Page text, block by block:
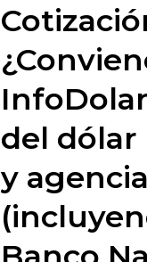
del dólar
y